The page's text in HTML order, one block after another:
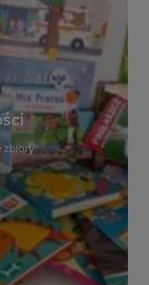
zbiory
najnowsze książki,
właśnie trafiły do
Publicznej w
aktualizujemy listę,
odkrywać świeże
wydawnicze. Każda
krótkim opisem i
katalogu. Zachęcamy
pojawiają się
Dzięki tej zakładce
co warto przeczytać